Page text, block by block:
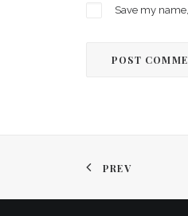
Save my
PREV